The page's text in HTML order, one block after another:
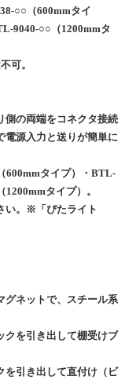
○○（600mmタイ
9040-○○（1200mmタ
可。
側の両端をコネクタ接続
電源入力と送りが簡単に
600mmタイプ）・BTL-
タイプ）。
い。※「ぴたライト
グネットで、スチール系
クを引き出して棚受けブ
を引き出して直付け（ビ